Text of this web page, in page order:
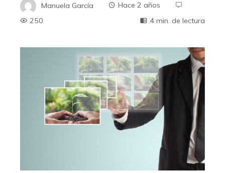
Manuela García
Hace 2 años
250
4 min. de lectura